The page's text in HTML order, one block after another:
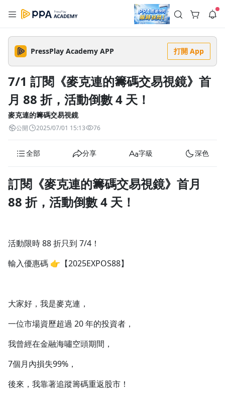
註冊領取 上千元優惠券！
公告
🌞 PPA 避暑津貼．冷氣房升級｜期間快閃活動
🥵 酷暑限時快閃｜單筆滿 NT$2,500 現折 NT$300、再贈最高
2% 點數回饋！🚀 酷暑來襲．偷偷在冷氣房升級 📈⭐️ 【冷氣房
進修 限時開跑】◾單筆滿 NT$2,500 現折 NT$300◾活動期間：
即日起 - 8/13（只有一週）-📣 酷暑季好康 \ 再加碼 /→ 點數回饋
無上限🔥購買任一課程 or 訂閱✅ 消費即享回饋 1% 點數✅ 滿
$5,000 回饋 2% 點數🎁 此為 PPA 官方帳號 Line@ 專屬活動，加
入好友👉 享有「渠道專屬活動」及「個人化推播」！
6 天前
查看全部
PressPlay Academy APP 打開 App
7/1 訂閱《麥克連的籌碼交易視鏡》首
月 88 折，活動倒數 4 天！
麥克連的籌碼交易視鏡
公開 2025/07/01 15:13 76
全部 分享 字級 深色
訂閱《麥克連的籌碼交易視鏡》首月
88 折，活動倒數 4 天！
活動限時 88 折只到 7/4！
輸入優惠碼 👉【2025EXPOS88】
大家好，我是麥克連，
一位市場資歷超過 20 年的投資者，
我曾經在金融海嘯空頭期間，
7個月內損失99%，
後來，我靠著追蹤籌碼重返股市！
--:-- --:--
2.0x
1.5x
1.0x
0.75x
追蹤列表
去逛逛
返回播放器
清除全部